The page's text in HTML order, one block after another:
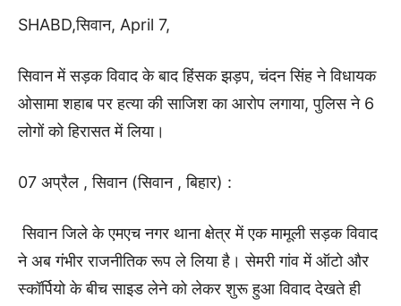
SHABD,सिवान, April 7,
सिवान में सड़क विवाद के बाद हिंसक झड़प, चंदन सिंह ने विधायक
ओसामा शहाब पर हत्या की साजिश का आरोप लगाया, पुलिस ने 6
लोगों को हिरासत में लिया।
07 अप्रैल , सिवान (सिवान , बिहार) :
सिवान जिले के एमएच नगर थाना क्षेत्र में एक मामूली सड़क विवाद
ने अब गंभीर राजनीतिक रूप ले लिया है। सेमरी गांव में ऑटो और
स्कॉर्पियो के बीच साइड लेने को लेकर शुरू हुआ विवाद देखते ही